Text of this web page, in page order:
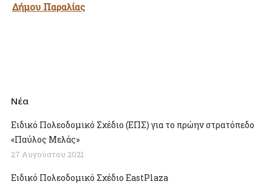
Δήμου Παραλίας
Νέα
Ειδικό Πολεοδομικό Σχέδιο (ΕΠΣ) για το πρώην στρατόπεδο
«Παύλος Μελάς»
27 Αυγούστου 2021
Ειδικό Πολεοδομικό Σχέδιο EastPlaza